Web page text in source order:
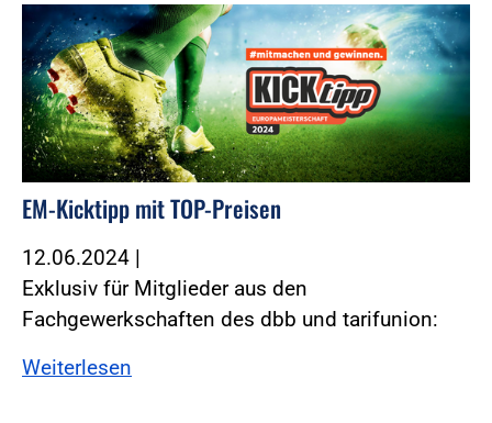
EM-Kicktipp mit TOP-Preisen
12.06.2024 |
Exklusiv für Mitglieder aus den
Fachgewerkschaften des dbb und tarifunion:
Weiterlesen